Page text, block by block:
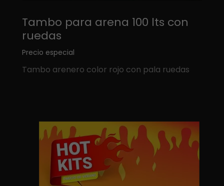
Tambo para arena 100 lts con
ruedas
Precio especial
Tambo arenero color rojo con pala ruedas